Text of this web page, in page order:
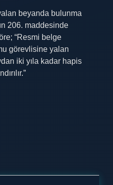
beyanda bulunma
206. maddesinde
“Resmi belge
görevlisine yalan
iki yıla kadar hapis